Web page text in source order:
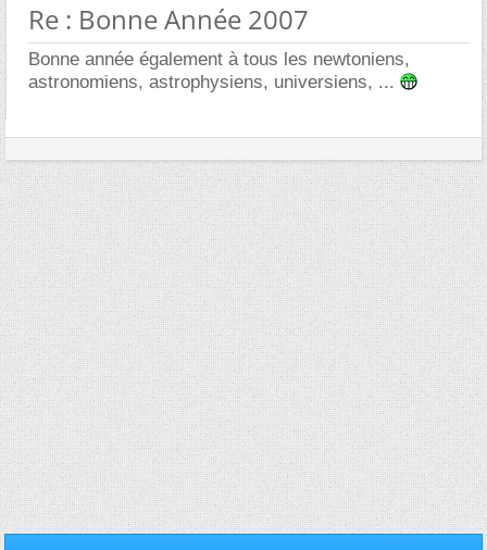
Re : Bonne Année 2007
Bonne année également à tous les newtoniens,
astronomiens, astrophysiens, universiens, ...